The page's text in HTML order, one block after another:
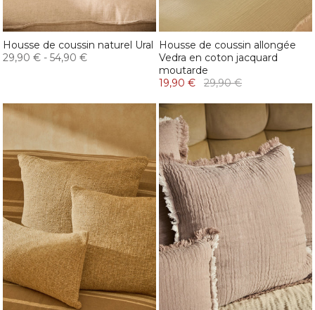
Housse de coussin naturel Ural
29,90 € - 54,90 €
Housse de coussin allongée
Vedra en coton jacquard
moutarde
19,90 €
29,90 €